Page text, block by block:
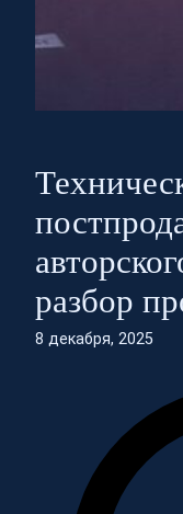
разбор
8 декабря, 2025